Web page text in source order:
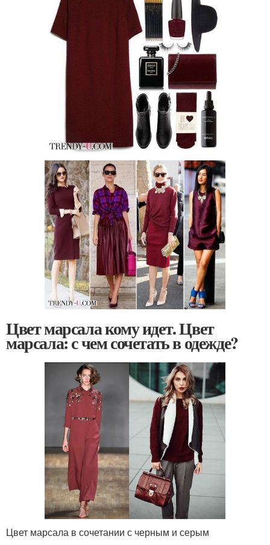
Цвет марсала кому идет. Цвет
марсала: с чем сочетать в одежде?
Цвет марсала в сочетании с черным и серым